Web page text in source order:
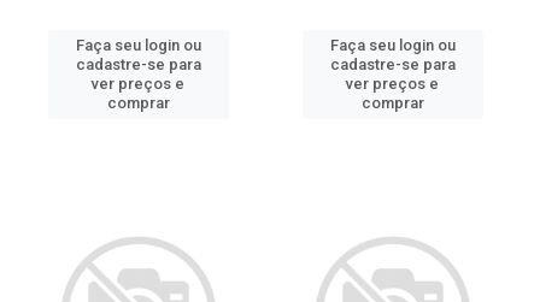
Faça seu login ou
cadastre-se para
ver preços e
comprar
Faça seu login ou
cadastre-se para
ver preços e
comprar